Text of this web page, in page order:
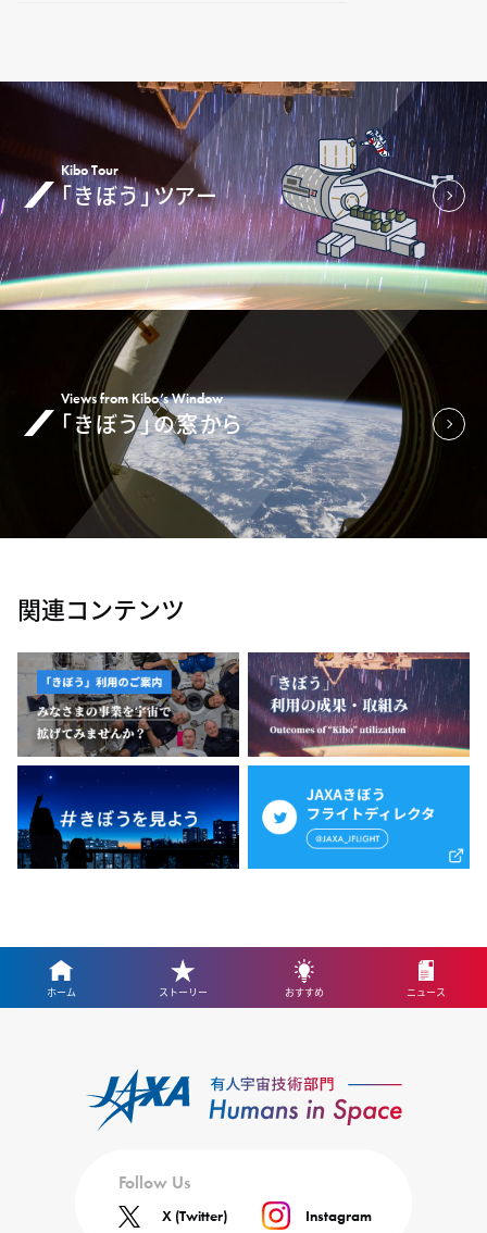
Kibo Tour
「きぼう」ツアー
Views from Kibo’s Window
「きぼう」の窓から
関連コンテンツ
ホーム ストーリー おすすめ ニュース
Follow Us
X (Twitter) Instagram